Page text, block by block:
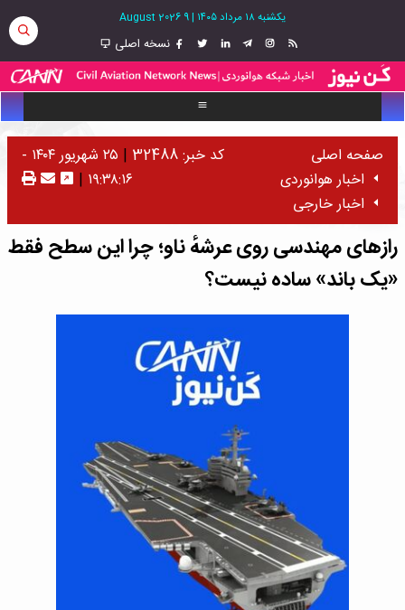
یکشنبه ۱۸ مرداد ۱۴۰۵ |
9 August 2026
نسخه اصلی
صفحه اصلی
اخبار هوانوردی
اخبار خارجی
کد خبر: 32488 |
۲۵ شهریور ۱۴۰۴ -
۱۹:۳۸:۱۶ |
رازهای مهندسی روی عرشهٔ ناو؛ چرا این سطح فقط
«یک باند» ساده نیست؟